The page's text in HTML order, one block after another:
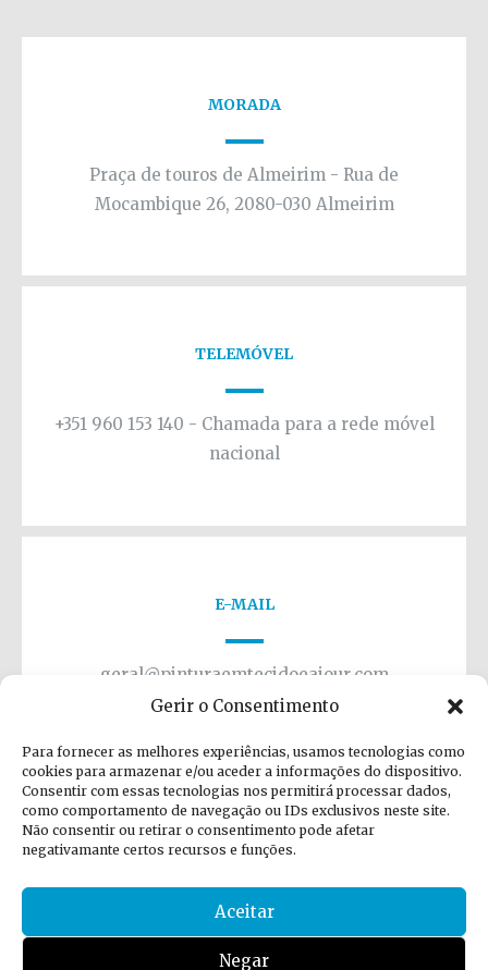
Gerir o Consentimento
Para fornecer as melhores experiências, usamos tecnologias como
cookies para armazenar e/ou aceder a informações do dispositivo.
Consentir com essas tecnologias nos permitirá processar dados,
como comportamento de navegação ou IDs exclusivos neste site.
Não consentir ou retirar o consentimento pode afetar
negativamante certos recursos e funções.
Aceitar
Negar
MORADA
Praça de touros de Almeirim - Rua de
Mocambique 26, 2080-030 Almeirim
TELEMÓVEL
+351 960 153 140 - Chamada para a rede móvel
nacional
E-MAIL
geral@pinturaemtecidoeajour.com
Todos os direitos reservados 2011-2024 Pintura de
Tecido. Desenvolvido por3RINDADE.